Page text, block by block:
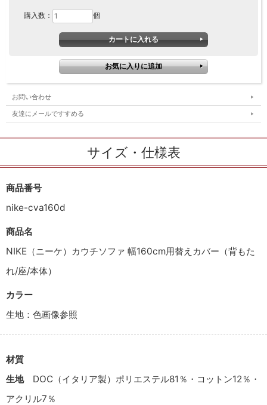
購入数： 個
お問い合わせ
友達にメールですすめる
サイズ・仕様表
商品番号
nike-cva160d
商品名
NIKE（ニーケ）カウチソファ 幅160cm用替えカバー（背もた
れ/座/本体）
カラー
生地：色画像参照
材質
生地DOC（イタリア製）ポリエステル81％・コットン12％・
アクリル7％